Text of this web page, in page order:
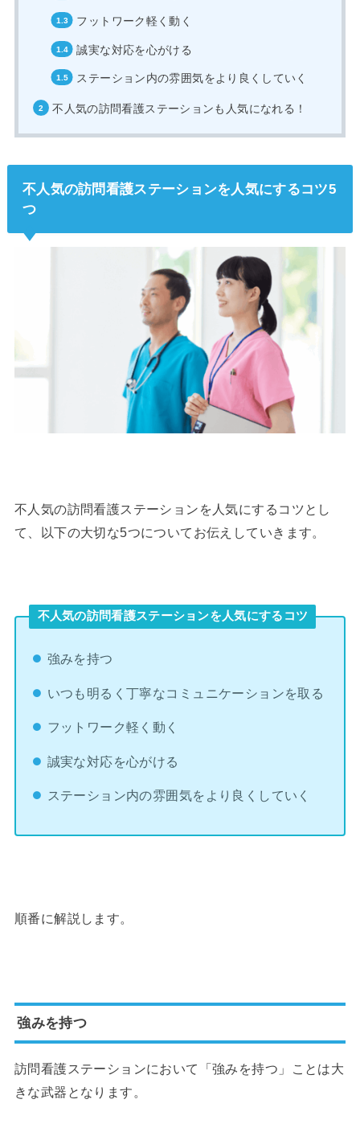
フットワーク軽く動く
誠実な対応を心がける
ステーション内の雰囲気をより良くしていく
不人気の訪問看護ステーションも人気になれる！
不人気の訪問看護ステーションを人気にするコツ5
つ
不人気の訪問看護ステーションを人気にするコツとし
て、以下の大切な5つについてお伝えしていきます。
不人気の訪問看護ステーションを人気にするコツ
強みを持つ
いつも明るく丁寧なコミュニケーションを取る
フットワーク軽く動く
誠実な対応を心がける
ステーション内の雰囲気をより良くしていく
順番に解説します。
強みを持つ
訪問看護ステーションにおいて「強みを持つ」ことは大
きな武器となります。